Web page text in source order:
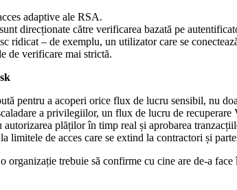
adaptive ale RSA.
direcționate către verificarea bazată pe
ridicat – de exemplu, un utilizator care se
de verificare mai strictă.
pentru a acoperi orice flux de lucru sensibil, nu
a privilegiilor, un flux de lucru de
plăților în timp real și aprobarea
limitele de acces care se extind la contractori și
trebuie să confirme cu cine are de-a